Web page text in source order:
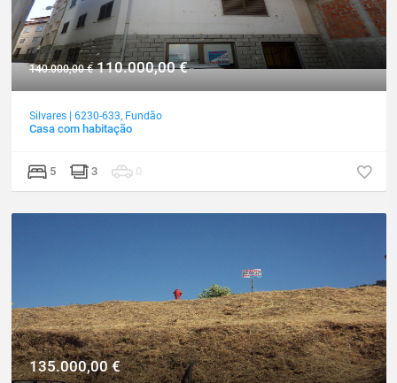
140.000,00€ 110.000,00€
Silvares | 6230-633 Fundão
Casa com habitação
5 3 0
135.000,00€